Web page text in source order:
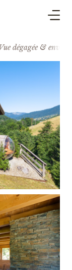
dégagée &